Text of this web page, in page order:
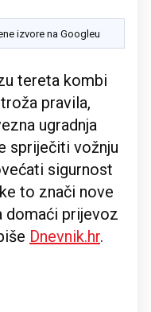
izvore na Googleu
tereta kombi
pravila,
ugradnja
spriječiti vožnju
sigurnost
to znači nove
domaći prijevoz
Dnevnik.hr.